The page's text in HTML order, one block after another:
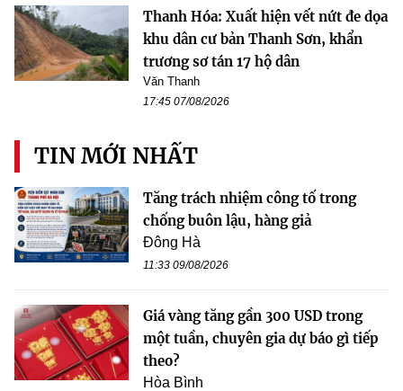
Thanh Hóa: Xuất hiện vết nứt đe dọa
khu dân cư bản Thanh Sơn, khẩn
trương sơ tán 17 hộ dân
Văn Thanh
17:45 07/08/2026
TIN MỚI NHẤT
Tăng trách nhiệm công tố trong
chống buôn lậu, hàng giả
Đông Hà
11:33 09/08/2026
Giá vàng tăng gần 300 USD trong
một tuần, chuyên gia dự báo gì tiếp
theo?
Hòa Bình